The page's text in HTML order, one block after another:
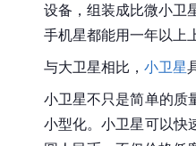
设备，组装成比微小卫
手机星都能用一年以上
与大卫星相比， 小卫星
小卫星不只是简单的质
小型化。小卫星可以快